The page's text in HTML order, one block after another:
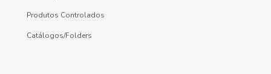
Produtos Controlados
Catálogos/Folders